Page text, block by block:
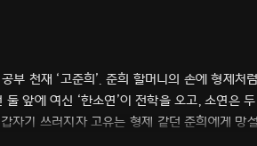
부 천재 ‘고준희’. 준희 할머니의 손에 형제처
앞에 여신 ‘한소연’이 전학을 오고, 소연은
자기 쓰러지자 고유는 형제 같던 준희에게 망